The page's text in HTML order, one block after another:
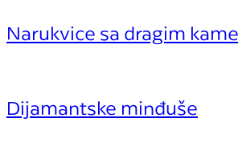
Narukvice sa dragim
Dijamantske minđuše